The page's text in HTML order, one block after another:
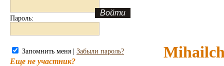
Пароль:
Запомнить меня | Забыли пароль?
Еще не участник?